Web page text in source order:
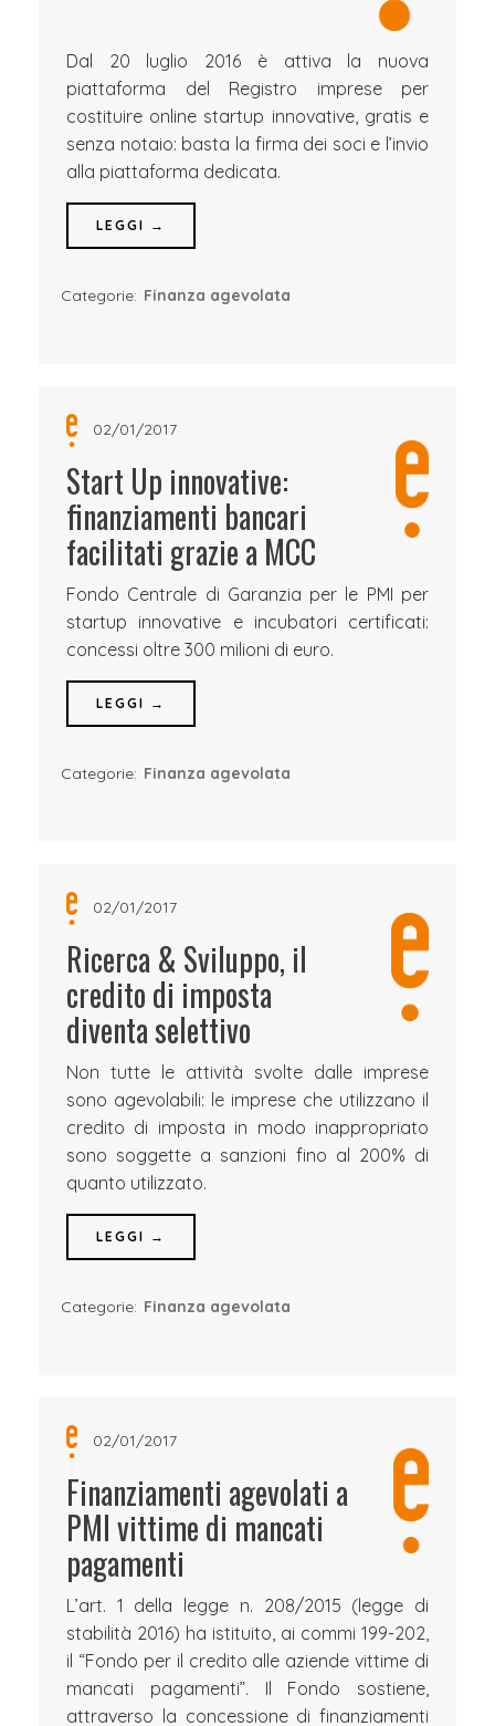
Dal 20 luglio 2016 è attiva la nuova
piattaforma del Registro imprese per
costituire online startup innovative, gratis e
senza notaio: basta la firma dei soci e l’invio
alla piattaforma dedicata.
LEGGI →
Categorie: Finanza agevolata
02/01/2017
Start Up innovative:
finanziamenti bancari
facilitati grazie a MCC
Fondo Centrale di Garanzia per le PMI per
startup innovative e incubatori certificati:
concessi oltre 300 milioni di euro.
LEGGI →
Categorie: Finanza agevolata
02/01/2017
Ricerca & Sviluppo, il
credito di imposta
diventa selettivo
Non tutte le attività svolte dalle imprese
sono agevolabili: le imprese che utilizzano il
credito di imposta in modo inappropriato
sono soggette a sanzioni fino al 200% di
quanto utilizzato.
LEGGI →
Categorie: Finanza agevolata
02/01/2017
Finanziamenti agevolati a
PMI vittime di mancati
pagamenti
L’art. 1 della legge n. 208/2015 (legge di
stabilità 2016) ha istituito, ai commi 199-202,
il “Fondo per il credito alle aziende vittime di
mancati pagamenti”. Il Fondo sostiene,
attraverso la concessione di finanziamenti